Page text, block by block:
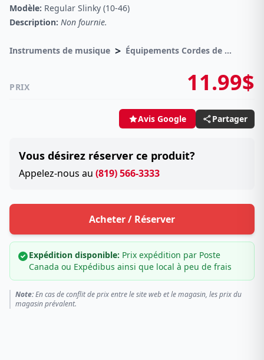
Modèle: Regular Slinky (10-46)
Description: Non fournie.
Instruments de musique > Équipements Cordes de guitares
PRIX 11.99$
Avis Google Partager
Vous désirez réserver ce produit?
Appelez-nous au (819) 566-3333
Acheter / Réserver
Expédition disponible: Prix expédition par Poste
Canada ou Expédibus ainsi que local à peu de frais
Note:En cas de conflit de prix entre le site web et le magasin, les prix du
magasin prévalent.